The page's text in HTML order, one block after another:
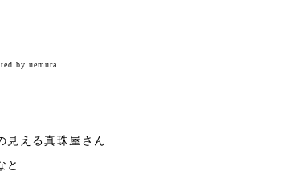
by uemura
見える真珠屋さん
と